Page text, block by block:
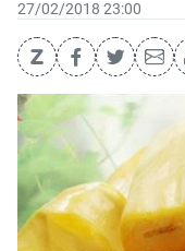
27/02/2018 23:00